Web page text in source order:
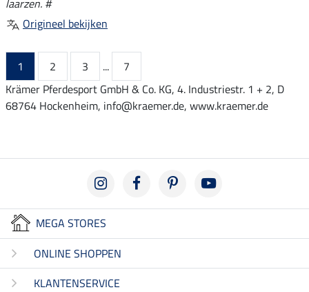
Origineel bekijken
1 2 3 ...
7
Krämer Pferdesport GmbH & Co. KG, 4. Industriestr. 1 + 2, D
68764 Hockenheim, info@kraemer.de, www.kraemer.de
MEGA STORES
ONLINE SHOPPEN
KLANTENSERVICE